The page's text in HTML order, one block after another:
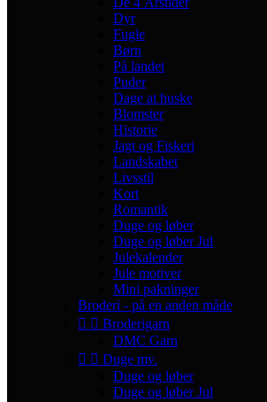
Dyr
Fugle
Børn
På landet
Puder
Dage at huske
Blomster
Historie
Jagt og Fiskeri
Landskabet
Livsstil
Kort
Romantik
Duge og løber
Duge og løber Jul
Julekalender
Jule motiver
Mini pakninger
Broderi - på en anden måde
  Broderigarn
DMC Garn
  Duge mv.
Duge og løber
Duge og løber Jul